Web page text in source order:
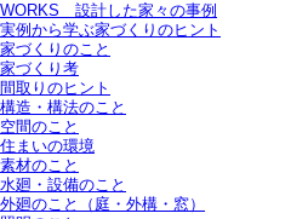
WORKS＿設計した家々の事例
実例から学ぶ家づくりのヒント
家づくりのこと
家づくり考
間取りのヒント
構造・構法のこと
空間のこと
住まいの環境
素材のこと
水廻・設備のこと
外廻のこと（庭・外構・窓）